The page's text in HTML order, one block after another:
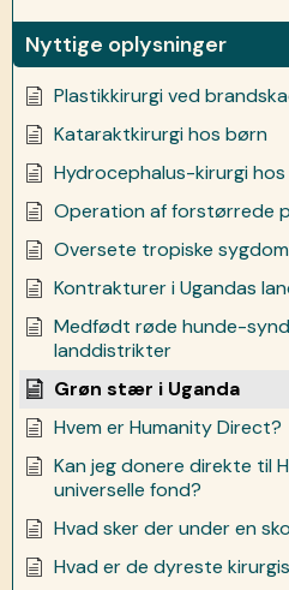
Nyttige oplysninger
Plastikkirurgi ved
Kataraktkirurgi hos børn
Hydrocephalus-kirurgi
Operation af forstørrede
Oversete tropiske
Kontrakturer i Ugandas
Medfødt røde hunde-
landdistrikter
Grøn stær i Uganda
Hvem er Humanity Direct?
Kan jeg donere direkte til
universelle fond?
Hvad sker der under en
Hvad er de dyreste